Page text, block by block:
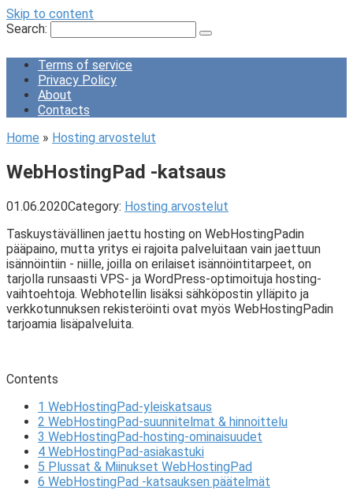
Skip to content
Search:
Terms of service
Privacy Policy
About
Contacts
Home » Hosting arvostelut
WebHostingPad -katsaus
01.06.2020Category: Hosting arvostelut
Taskuystävällinen jaettu hosting on WebHostingPadin
pääpaino, mutta yritys ei rajoita palveluitaan vain jaettuun
isännöintiin - niille, joilla on erilaiset isännöintitarpeet, on
tarjolla runsaasti VPS- ja WordPress-optimoituja hosting-
vaihtoehtoja. Webhotellin lisäksi sähköpostin ylläpito ja
verkkotunnuksen rekisteröinti ovat myös WebHostingPadin
tarjoamia lisäpalveluita.
Contents
1 WebHostingPad-yleiskatsaus
2 WebHostingPad-suunnitelmat & hinnoittelu
3 WebHostingPad-hosting-ominaisuudet
4 WebHostingPad-asiakastuki
5 Plussat & Miinukset WebHostingPad
6 WebHostingPad -katsauksen päätelmät